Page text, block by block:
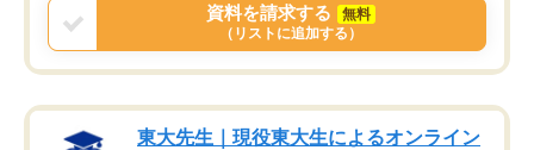
資料を請求する
無料
（リストに追加する）
東大先生｜現役東大生によるオンライン